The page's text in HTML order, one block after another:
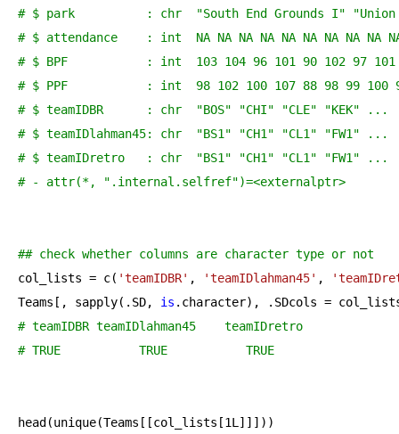
# $ park          : chr  "South End Grounds I" "Union
# $ attendance    : int  NA NA NA NA NA NA NA NA NA
# $ BPF           : int  103 104 96 101 90 102 97
# $ PPF           : int  98 102 100 107 88 98 99 100
# $ teamIDBR      : chr  "BOS" "CHI" "CLE" "KEK" ...
# $ teamIDlahman45: chr  "BS1" "CH1" "CL1" "FW1" ...
# $ teamIDretro   : chr  "BS1" "CH1" "CL1" "FW1" ...
# - attr(*, ".internal.selfref")=<externalptr>
## check whether columns are character type or not
col_lists = c( 'teamIDBR' , 'teamIDlahman45' ,
Teams[, sapply(.SD, is
# teamIDBR teamIDlahman45    teamIDretro
# TRUE           TRUE           TRUE
head(unique(Teams[[col_lists[1L